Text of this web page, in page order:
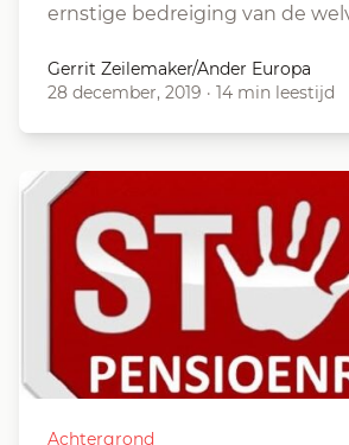
ernstige bedreiging van de
Gerrit Zeilemaker/Ander Europa
28 december, 2019 · 14 min leestijd
Achtergrond